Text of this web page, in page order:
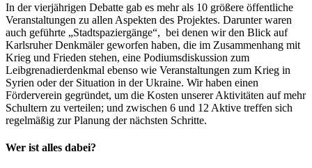
In der vierjährigen Debatte gab es mehr als 10 größere öffentliche
Veranstaltungen zu allen Aspekten des Projektes. Darunter waren
auch geführte „Stadtspaziergänge“, bei denen wir den Blick auf
Karlsruher Denkmäler geworfen haben, die im Zusammenhang mit
Krieg und Frieden stehen, eine Podiumsdiskussion zum
Leibgrenadierdenkmal ebenso wie Veranstaltungen zum Krieg in
Syrien oder der Situation in der Ukraine. Wir haben einen
Förderverein gegründet, um die Kosten unserer Aktivitäten auf mehr
Schultern zu verteilen; und zwischen 6 und 12 Aktive treffen sich
regelmäßig zur Planung der nächsten Schritte.
Wer ist alles dabei?